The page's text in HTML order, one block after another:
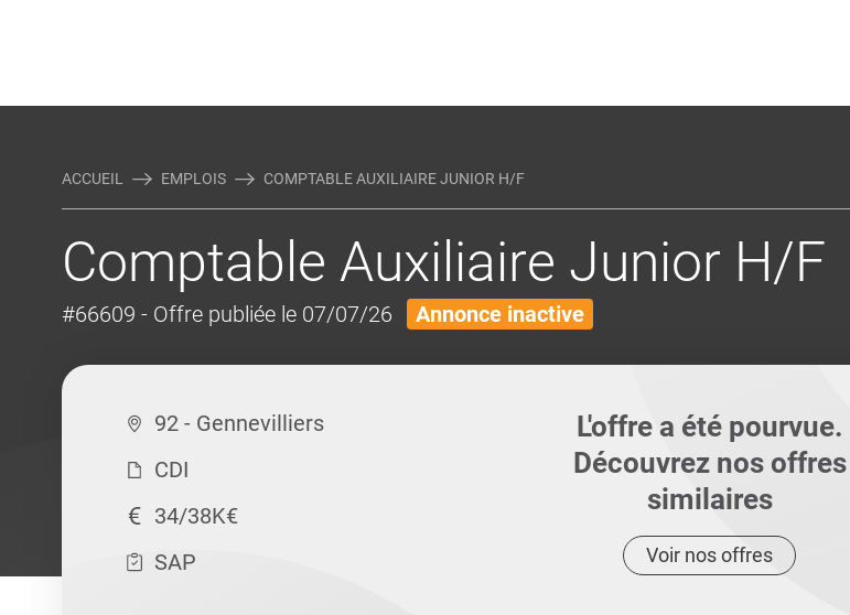
ACCUEIL EMPLOIS COMPTABLE AUXILIAIRE JUNIOR H/F
Comptable Auxiliaire Junior H/F
#66609 - Offre publiée le 07/07/26 Annonce inactive
92 - Gennevilliers
CDI
34/38K€
SAP
L'offre a été pourvue.
Découvrez nos offres
similaires
Voir nos offres